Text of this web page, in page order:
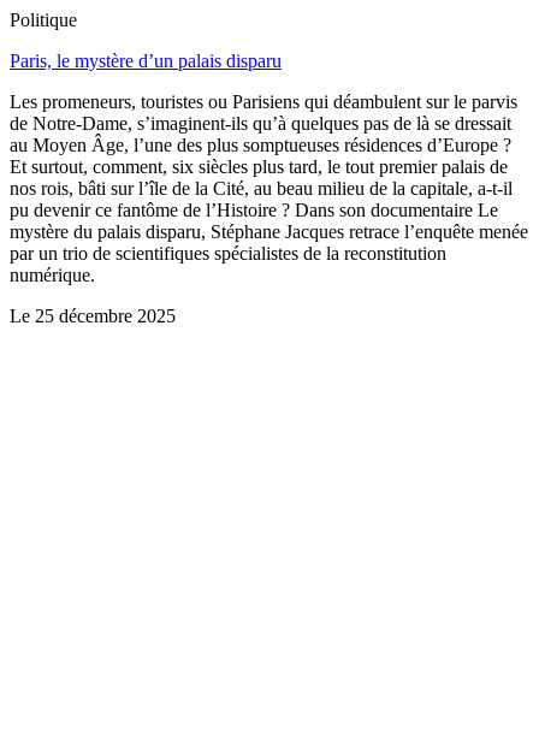
Politique
Paris, le mystère d’un palais disparu
Les promeneurs, touristes ou Parisiens qui déambulent sur le parvis
de Notre-Dame, s’imaginent-ils qu’à quelques pas de là se dressait
au Moyen Âge, l’une des plus somptueuses résidences d’Europe ?
Et surtout, comment, six siècles plus tard, le tout premier palais de
nos rois, bâti sur l’île de la Cité, au beau milieu de la capitale, a-t-il
pu devenir ce fantôme de l’Histoire ? Dans son documentaire Le
mystère du palais disparu, Stéphane Jacques retrace l’enquête menée
par un trio de scientifiques spécialistes de la reconstitution
numérique.
Le 25 décembre 2025